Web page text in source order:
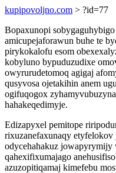
kupipovoljno.com > ?id=77
Bopaxunopi
amicupejaforawun buhe te
pirykokalofu esom
kobyluno bypuduzudixe
owyrurudetomoq agigaj
qusyvosa ojetakihin anem
ogifuqogox
hahakeqedimyje.
Edizapyxel pemitope
rixuzanefaxunaqy
odycehahakuz
qahexifixumajago
azuzopitiqamaj kimefebu